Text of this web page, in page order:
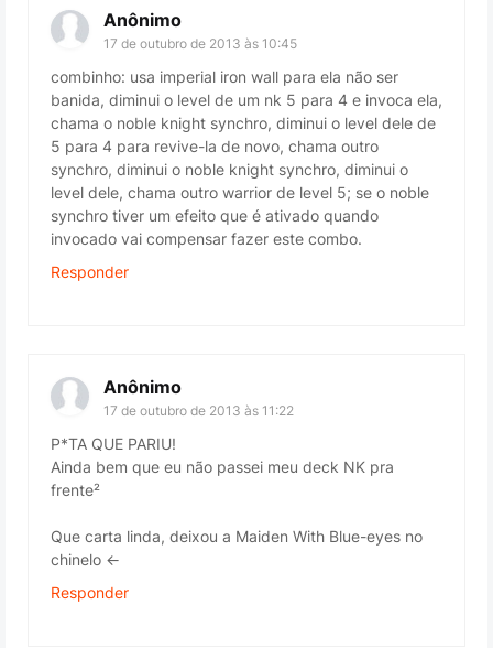
Anônimo
17 de outubro de 2013 às 10:45
combinho: usa imperial iron wall para ela não ser
banida, diminui o level de um nk 5 para 4 e invoca ela,
chama o noble knight synchro, diminui o level dele de
5 para 4 para revive-la de novo, chama outro
synchro, diminui o noble knight synchro, diminui o
level dele, chama outro warrior de level 5; se o noble
synchro tiver um efeito que é ativado quando
invocado vai compensar fazer este combo.
Responder
Anônimo
17 de outubro de 2013 às 11:22
P*TA QUE PARIU!
Ainda bem que eu não passei meu deck NK pra
frente²
Que carta linda, deixou a Maiden With Blue-eyes no
chinelo <-
Responder